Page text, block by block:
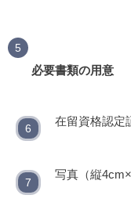
必要書類の用意
在留資格認定
写真（縦